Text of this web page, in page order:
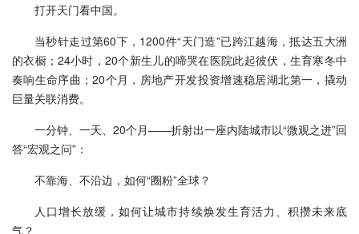
打开天门看中国。
当秒针走过第60下，1200件“天门造”已跨江越海，抵达五大洲
的衣橱；24小时，20个新生儿的啼哭在医院此起彼伏，生育寒冬中
奏响生命序曲；20个月，房地产开发投资增速稳居湖北第一，撬动
巨量关联消费。
一分钟、一天、20个月——折射出一座内陆城市以“微观之进”回
答“宏观之问”：
不靠海、不沿边，如何“圈粉”全球？
人口增长放缓，如何让城市持续焕发生育活力、积攒未来底
气？